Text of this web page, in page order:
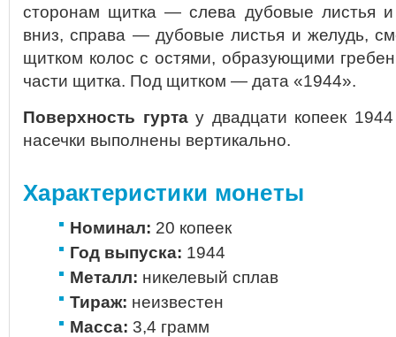
сторонам щитка — слева дубовые листья
вниз, справа — дубовые листья и желудь,
щитком колос с остями, образующими
части щитка. Под щитком — дата «1944».
Поверхность гуртау двадцати копеек
насечки выполнены вертикально.
Характеристики монеты
Номинал: 20 копеек
Год выпуска: 1944
Металл: никелевый сплав
Тираж: неизвестен
Масса: 3,4 грамм